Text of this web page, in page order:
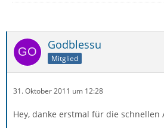
Godblessu
Mitglied
31. Oktober 2011 um 12:28
Hey, danke erstmal für die schnellen